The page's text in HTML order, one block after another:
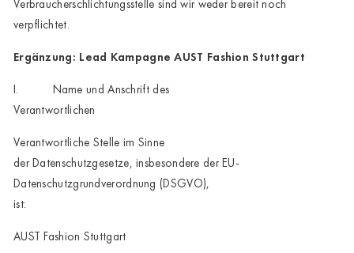
Verbraucherschlichtungsstelle sind wir weder bereit noch
verpflichtet.
Ergänzung: Lead Kampagne AUST Fashion Stuttgart
I. Name und Anschrift des
Verantwortlichen
Verantwortliche Stelle im Sinne
der Datenschutzgesetze, insbesondere der EU-
Datenschutzgrundverordnung (DSGVO),
ist:
AUST Fashion Stuttgart